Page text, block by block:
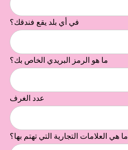
في أي بلد يقع فندقك؟
ما هو الرمز البريدي الخاص بك؟
عدد الغرف
ما هي العلامات التجارية التي تهتم بها؟